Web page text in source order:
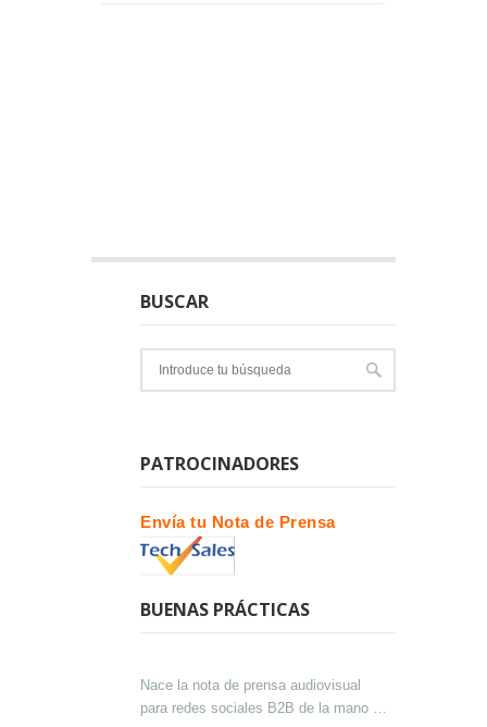
BUSCAR
PATROCINADORES
Envía tu Nota de Prensa
BUENAS PRÁCTICAS
Nace la nota de prensa audiovisual
para redes sociales B2B de la mano de